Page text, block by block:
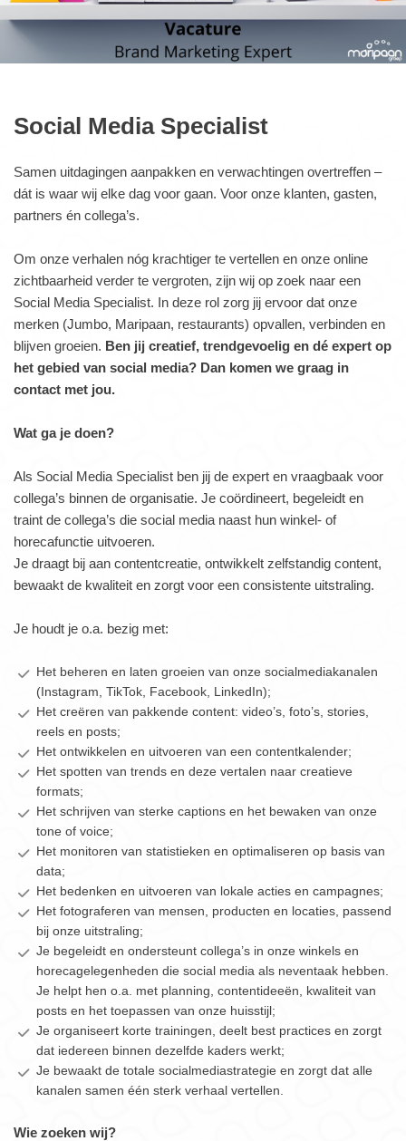
Social Media Specialist
Samen uitdagingen aanpakken en verwachtingen overtreffen –
dát is waar wij elke dag voor gaan. Voor onze klanten, gasten,
partners én collega’s.
Om onze verhalen nóg krachtiger te vertellen en onze online
zichtbaarheid verder te vergroten, zijn wij op zoek naar een
Social Media Specialist. In deze rol zorg jij ervoor dat onze
merken (Jumbo, Maripaan, restaurants) opvallen, verbinden en
blijven groeien. Ben jij creatief, trendgevoelig en dé expert op
het gebied van social media? Dan komen we graag in
contact met jou.
Wat ga je doen?
Als Social Media Specialist ben jij de expert en vraagbaak voor
collega’s binnen de organisatie. Je coördineert, begeleidt en
traint de collega’s die social media naast hun winkel- of
horecafunctie uitvoeren.
Je draagt bij aan contentcreatie, ontwikkelt zelfstandig content,
bewaakt de kwaliteit en zorgt voor een consistente uitstraling.
Je houdt je o.a. bezig met:
Het beheren en laten groeien van onze socialmediakanalen
(Instagram, TikTok, Facebook, LinkedIn);
Het creëren van pakkende content: video’s, foto’s, stories,
reels en posts;
Het ontwikkelen en uitvoeren van een contentkalender;
Het spotten van trends en deze vertalen naar creatieve
formats;
Het schrijven van sterke captions en het bewaken van onze
tone of voice;
Het monitoren van statistieken en optimaliseren op basis van
data;
Het bedenken en uitvoeren van lokale acties en campagnes;
Het fotograferen van mensen, producten en locaties, passend
bij onze uitstraling;
Je begeleidt en ondersteunt collega’s in onze winkels en
horecagelegenheden die social media als neventaak hebben.
Je helpt hen o.a. met planning, contentideeën, kwaliteit van
posts en het toepassen van onze huisstijl;
Je organiseert korte trainingen, deelt best practices en zorgt
dat iedereen binnen dezelfde kaders werkt;
Je bewaakt de totale socialmediastrategie en zorgt dat alle
kanalen samen één sterk verhaal vertellen.
Wie zoeken wij?